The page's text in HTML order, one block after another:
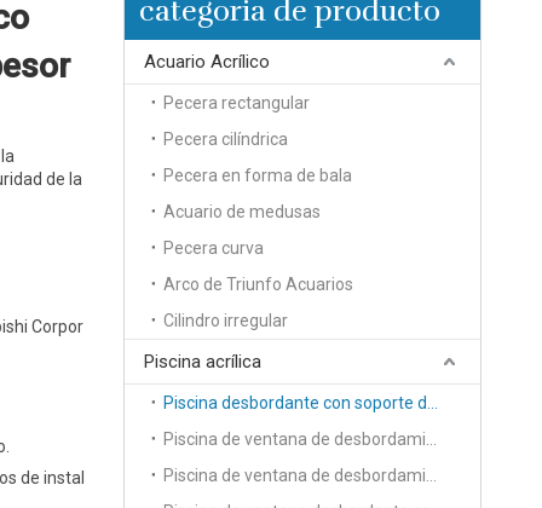
de la
Corpor
de instal
categoria de producto
Acuario Acrílico
Pecera rectangular
Pecera cilíndrica
Pecera en forma de bala
Acuario de medusas
Pecera curva
Arco de Triunfo Acuarios
Cilindro irregular
Piscina acrílica